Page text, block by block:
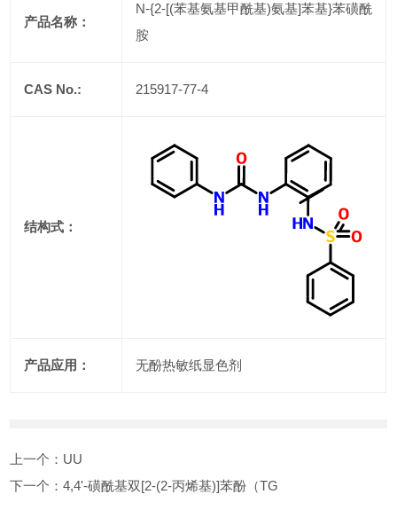
产品名称：
N-{2-[(苯基氨基甲酰基)氨基]苯基}苯磺酰
胺
CAS No.: 215917-77-4
结构式：
产品应用： 无酚热敏纸显色剂
上一个： UU
下一个：4,4'-磺酰基双[2-(2-丙烯基)]苯酚（TG